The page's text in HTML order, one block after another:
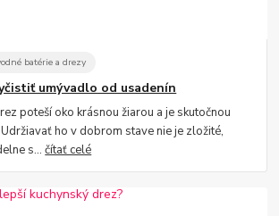
batérie a drezy
umývadlo od usadenín
poteší oko krásnou žiarou a je skutočnou
ho v dobrom stave nie je zložité,
s...čítať celé